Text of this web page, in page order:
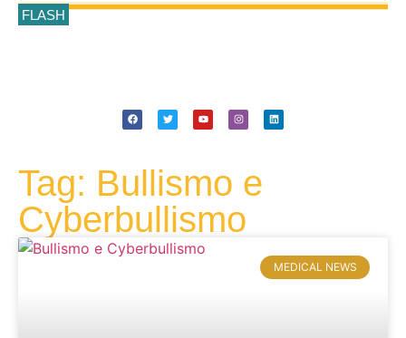
FLASH
Tag: Bullismo e
Cyberbullismo
MEDICAL NEWS